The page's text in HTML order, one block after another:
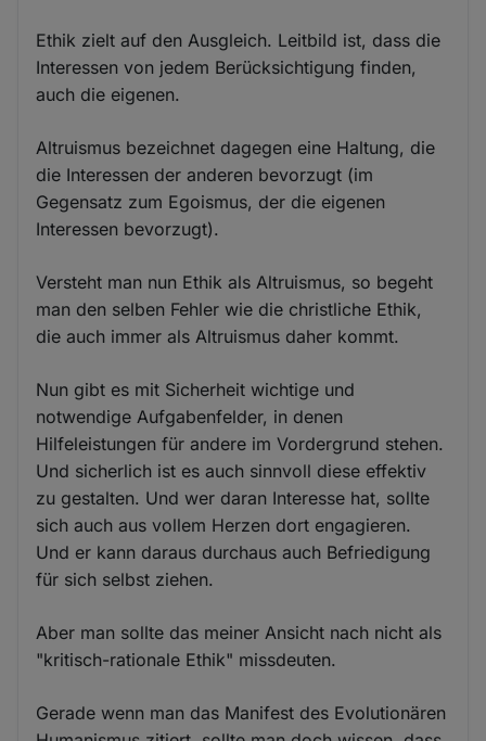
Ethik zielt auf den Ausgleich. Leitbild ist, dass die
Interessen von jedem Berücksichtigung finden,
auch die eigenen.
Altruismus bezeichnet dagegen eine Haltung, die
die Interessen der anderen bevorzugt (im
Gegensatz zum Egoismus, der die eigenen
Interessen bevorzugt).
Versteht man nun Ethik als Altruismus, so begeht
man den selben Fehler wie die christliche Ethik,
die auch immer als Altruismus daher kommt.
Nun gibt es mit Sicherheit wichtige und
notwendige Aufgabenfelder, in denen
Hilfeleistungen für andere im Vordergrund stehen.
Und sicherlich ist es auch sinnvoll diese effektiv
zu gestalten. Und wer daran Interesse hat, sollte
sich auch aus vollem Herzen dort engagieren.
Und er kann daraus durchaus auch Befriedigung
für sich selbst ziehen.
Aber man sollte das meiner Ansicht nach nicht als
"kritisch-rationale Ethik" missdeuten.
Gerade wenn man das Manifest des Evolutionären